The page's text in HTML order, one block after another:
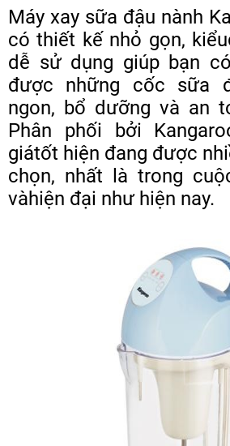
HÀNG
GIA
DỤNG
TIN
KHUYẾN
MẠI
TIN
TỨC
SỰ
KIỆN
TƯ
VẤN
HƯỚNG
Máy xay sữa đậu nành
có thiết kế nhỏ gọn,
dễ sử dụng giúp bạn
được những cốc sữa
ngon, bổ dưỡng và an
Phân phối bởi
giátốt hiện đang được
chọn, nhất là trong
vàhiện đại như hiện nay.